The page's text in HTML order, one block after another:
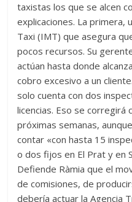
taxistas los que se alcen
explicaciones. La
Taxi (IMT) que asegura
pocos recursos. Su
actúan hasta donde
cobro excesivo a un
solo cuenta con dos
licencias. Eso se corregirá
próximas semanas,
contar «con hasta 15
o dos fijos en El Prat y en
Defiende Ràmia que el
de comisiones, de
debería actuar la Agencia